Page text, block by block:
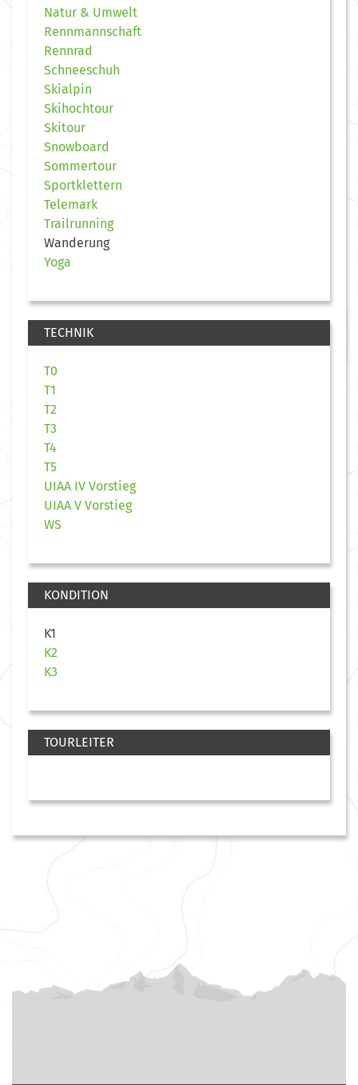
Natur & Umwelt
Rennmannschaft
Rennrad
Schneeschuh
Skialpin
Skihochtour
Skitour
Snowboard
Sommertour
Sportklettern
Telemark
Trailrunning
Wanderung
Yoga
TECHNIK
T0
T1
T2
T3
T4
T5
UIAA IV Vorstieg
UIAA V Vorstieg
WS
KONDITION
K1
K2
K3
TOURLEITER